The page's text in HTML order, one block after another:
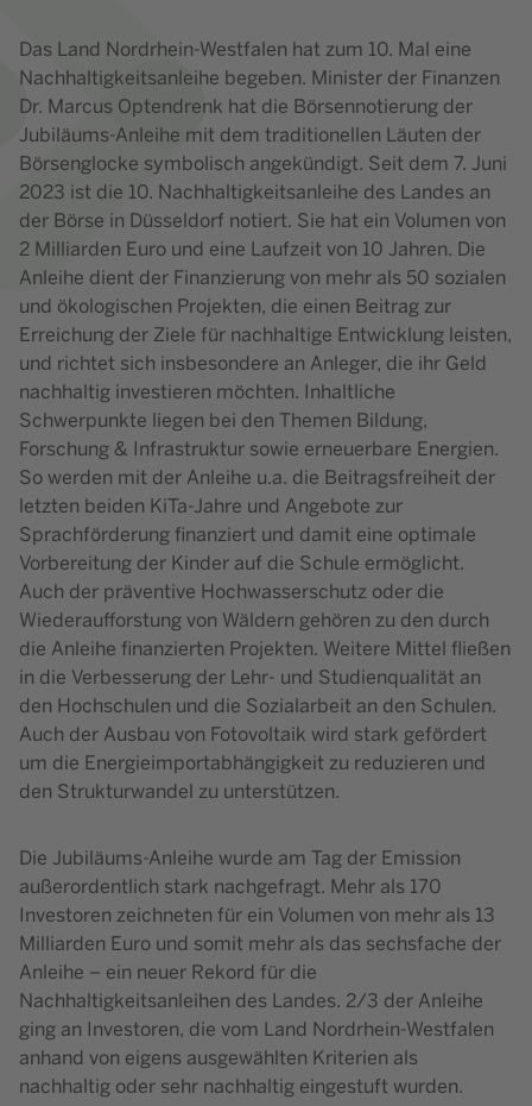
Das Land Nordrhein-Westfalen hat zum 10. Mal eine
Nachhaltigkeitsanleihe begeben. Minister der Finanzen
Dr. Marcus Optendrenk hat die Börsennotierung der
Jubiläums-Anleihe mit dem traditionellen Läuten der
Börsenglocke symbolisch angekündigt. Seit dem 7. Juni
2023 ist die 10. Nachhaltigkeitsanleihe des Landes an
der Börse in Düsseldorf notiert. Sie hat ein Volumen von
2 Milliarden Euro und eine Laufzeit von 10 Jahren. Die
Anleihe dient der Finanzierung von mehr als 50 sozialen
und ökologischen Projekten, die einen Beitrag zur
Erreichung der Ziele für nachhaltige Entwicklung leisten,
und richtet sich insbesondere an Anleger, die ihr Geld
nachhaltig investieren möchten. Inhaltliche
Schwerpunkte liegen bei den Themen Bildung,
Forschung & Infrastruktur sowie erneuerbare Energien.
So werden mit der Anleihe u.a. die Beitragsfreiheit der
letzten beiden KiTa-Jahre und Angebote zur
Sprachförderung finanziert und damit eine optimale
Vorbereitung der Kinder auf die Schule ermöglicht.
Auch der präventive Hochwasserschutz oder die
Wiederaufforstung von Wäldern gehören zu den durch
die Anleihe finanzierten Projekten. Weitere Mittel fließen
in die Verbesserung der Lehr- und Studienqualität an
den Hochschulen und die Sozialarbeit an den Schulen.
Auch der Ausbau von Fotovoltaik wird stark gefördert
um die Energieimportabhängigkeit zu reduzieren und
den Strukturwandel zu unterstützen.
Die Jubiläums-Anleihe wurde am Tag der Emission
außerordentlich stark nachgefragt. Mehr als 170
Investoren zeichneten für ein Volumen von mehr als 13
Milliarden Euro und somit mehr als das sechsfache der
Anleihe – ein neuer Rekord für die
Nachhaltigkeitsanleihen des Landes. 2/3 der Anleihe
ging an Investoren, die vom Land Nordrhein-Westfalen
anhand von eigens ausgewählten Kriterien als
nachhaltig oder sehr nachhaltig eingestuft wurden.